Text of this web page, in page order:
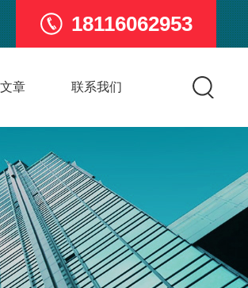
18116062953
章 联系我们